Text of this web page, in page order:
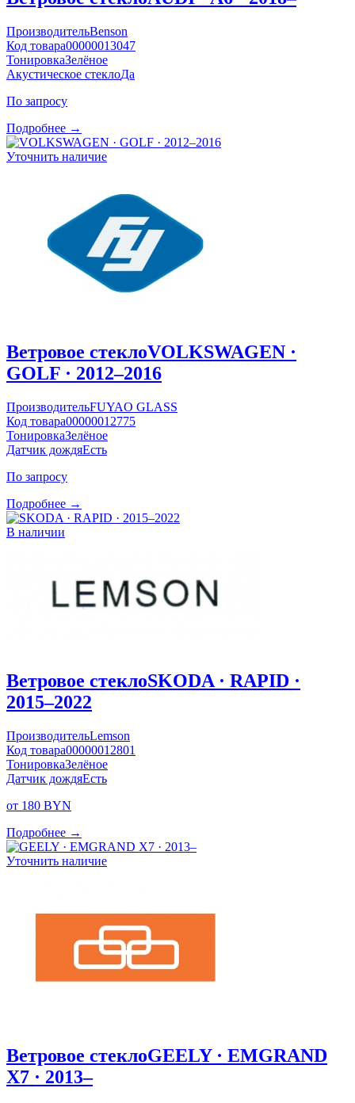
ПроизводительBenson
Код товара00000013047
ТонировкаЗелёное
Акустическое стеклоДа
По запросу
Подробнее →
Уточнить наличие
Ветровое стеклоVOLKSWAGEN ·
GOLF · 2012–2016
ПроизводительFUYAO GLASS
Код товара00000012775
ТонировкаЗелёное
Датчик дождяЕсть
По запросу
Подробнее →
В наличии
Ветровое стеклоSKODA · RAPID ·
2015–2022
ПроизводительLemson
Код товара00000012801
ТонировкаЗелёное
Датчик дождяЕсть
от 180 BYN
Подробнее →
Уточнить наличие
Ветровое стеклоGEELY · EMGRAND
X7 · 2013–